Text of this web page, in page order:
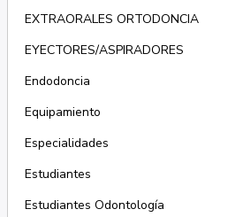
EXTRAORALES ORTODONCIA
EYECTORES/ASPIRADORES
Endodoncia
Equipamiento
Especialidades
Estudiantes
Estudiantes Odontología